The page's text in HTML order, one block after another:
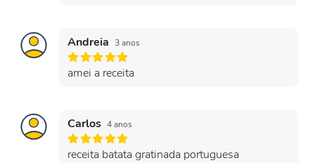
Andreia 3 anos
amei a receita
Carlos 4 anos
receita batata gratinada portuguesa